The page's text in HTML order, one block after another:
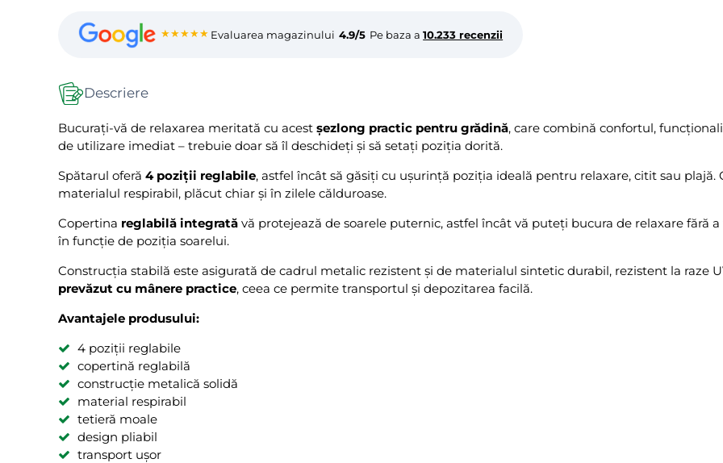
★★★★★ Evaluarea magazinului 4.9/5 Pe baza a10.233 recenzii
Descriere
Bucurați-vă de relaxarea meritată cu acest șezlong practic pentru grădină, care combină confortul,
de utilizare imediat – trebuie doar să îl deschideți și să setați poziția dorită.
Spătarul oferă 4 poziții reglabile, astfel încât să găsiți cu ușurință poziția ideală pentru relaxare, citit sau
materialul respirabil, plăcut chiar și în zilele călduroase.
Copertina reglabilă integrată vă protejează de soarele puternic, astfel încât vă puteți bucura de relaxare fără
în funcție de poziția soarelui.
Construcția stabilă este asigurată de cadrul metalic rezistent și de materialul sintetic durabil, rezistent la raze
prevăzut cu mânere practice, ceea ce permite transportul și depozitarea facilă.
Avantajele produsului:
4 poziții reglabile
copertină reglabilă
construcție metalică solidă
material respirabil
tetieră moale
design pliabil
transport ușor